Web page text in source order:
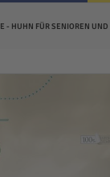
- HUHN FÜR SENIOREN UND